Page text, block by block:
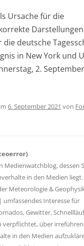
Ursache für die
deutsche
in New York und
2. September
6. September 2021 von
dessen
in den Medien
Meteorologie &
Interesse für
Gewitter,
verpflichtet, über
in den Medien